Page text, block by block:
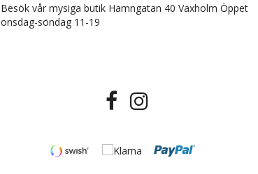
Besök vår mysiga butik Hamngatan 40 Vaxholm Öppet
onsdag-söndag 11-19